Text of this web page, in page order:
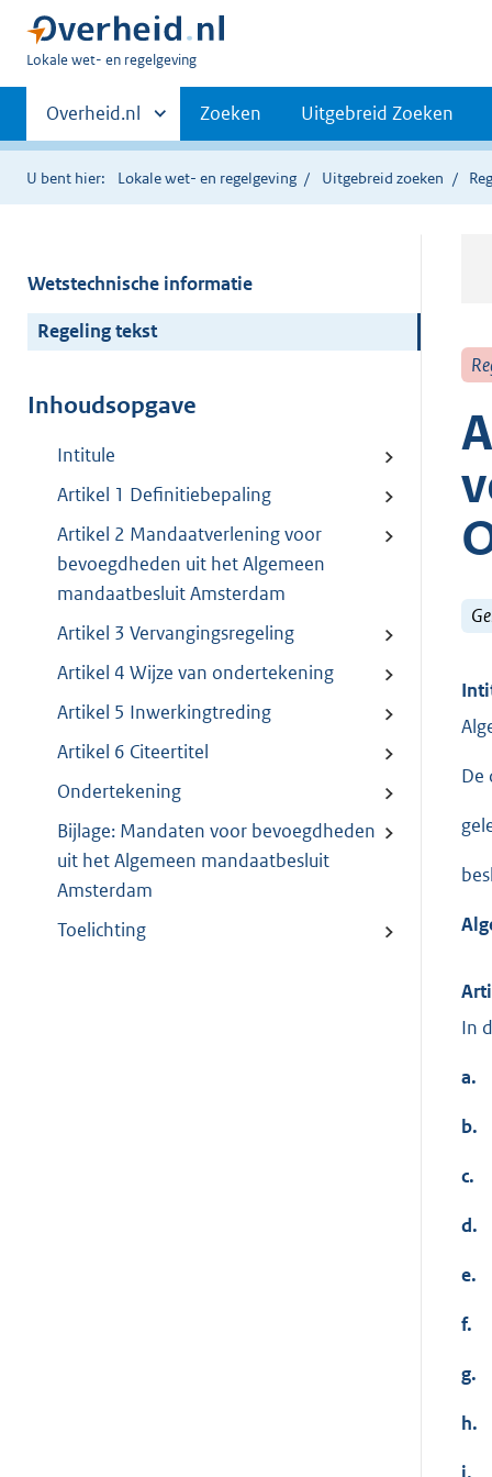
U
hier:
Lokale wet- en regelgeving
Primaire
navigatie
Andere
sites
binnen
Overheid.nl Zoeken Uitgebreid Zoeken
U bent hier: Lokale wet- en regelgeving Uitgebreid zoeken
Wetstechnische informatie
Regeling tekst
Inhoudsopgave
Intitule
Artikel 1 Definitiebepaling
Artikel 2 Mandaatverlening voor
bevoegdheden uit het Algemeen
mandaatbesluit Amsterdam
Artikel 3 Vervangingsregeling
Artikel 4 Wijze van ondertekening
Artikel 5 Inwerkingtreding
Artikel 6 Citeertitel
Ondertekening
Bijlage: Mandaten voor bevoegdheden
uit het Algemeen mandaatbesluit
Amsterdam
Toelichting
De
In
a.
b.
c.
d.
e.
f.
g.
h.